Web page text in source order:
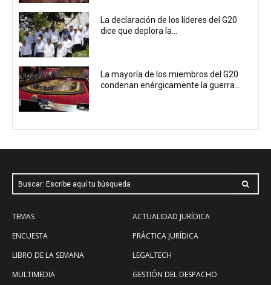
La declaración de los líderes del G20
dice que deplora la...
La mayoría de los miembros del G20
condenan enérgicamente la guerra...
Buscar: Escribe aquí tu búsqueda
TEMAS
ENCUESTA
LIBRO DE LA SEMANA
MULTIMEDIA
ACTUALIDAD JURÍDICA
PRÁCTICA JURÍDICA
LEGALTECH
GESTIÓN DEL DESPACHO